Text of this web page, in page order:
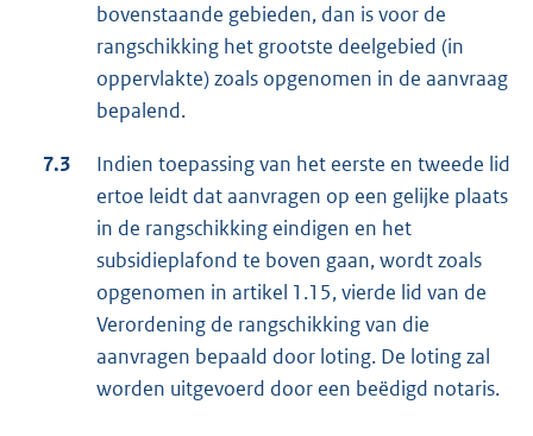
bovenstaande gebieden, dan is voor de
rangschikking het grootste deelgebied (in
oppervlakte) zoals opgenomen in de aanvraag
bepalend.
7.3
Indien toepassing van het eerste en tweede lid
ertoe leidt dat aanvragen op een gelijke plaats
in de rangschikking eindigen en het
subsidieplafond te boven gaan, wordt zoals
opgenomen in artikel 1.15, vierde lid van de
Verordening de rangschikking van die
aanvragen bepaald door loting. De loting zal
worden uitgevoerd door een beëdigd notaris.